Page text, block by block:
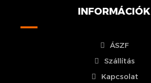
INFORMÁCIÓK
ÁSZF
Szállítás
Kapcsolat